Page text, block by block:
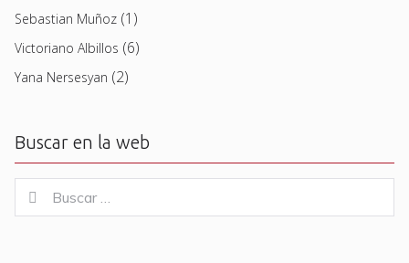
Sebastian Muñoz (1)
Victoriano Albillos (6)
Yana Nersesyan (2)
Buscar en la web
for:
Buscar